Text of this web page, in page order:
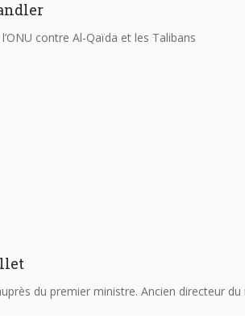
contre Al-Qaïda et les Talibans
du premier ministre. Ancien directeur